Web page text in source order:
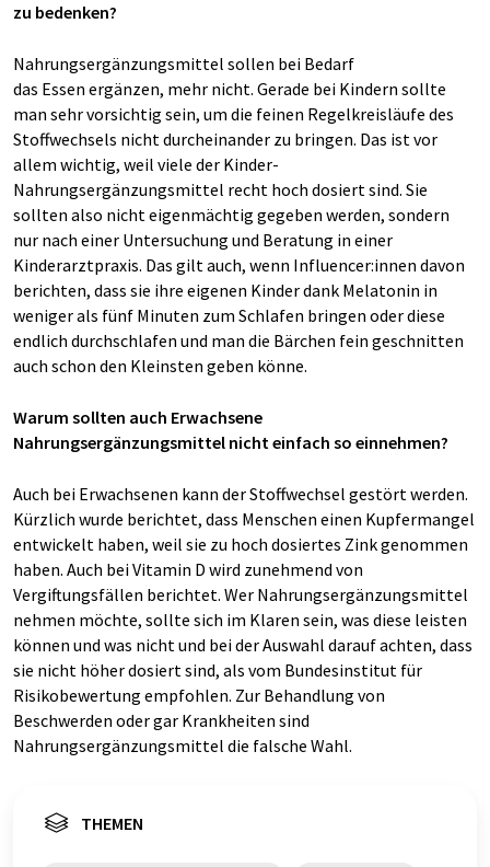
zu bedenken?
Nahrungsergänzungsmittel sollen bei Bedarf
das Essen ergänzen, mehr nicht. Gerade bei Kindern sollte
man sehr vorsichtig sein, um die feinen Regelkreisläufe des
Stoffwechsels nicht durcheinander zu bringen. Das ist vor
allem wichtig, weil viele der Kinder-
Nahrungsergänzungsmittel recht hoch dosiert sind. Sie
sollten also nicht eigenmächtig gegeben werden, sondern
nur nach einer Untersuchung und Beratung in einer
Kinderarztpraxis. Das gilt auch, wenn Influencer:innen davon
berichten, dass sie ihre eigenen Kinder dank Melatonin in
weniger als fünf Minuten zum Schlafen bringen oder diese
endlich durchschlafen und man die Bärchen fein geschnitten
auch schon den Kleinsten geben könne.
Warum sollten auch Erwachsene
Nahrungsergänzungsmittel nicht einfach so einnehmen?
Auch bei Erwachsenen kann der Stoffwechsel gestört werden.
Kürzlich wurde berichtet, dass Menschen einen Kupfermangel
entwickelt haben, weil sie zu hoch dosiertes Zink genommen
haben. Auch bei Vitamin D wird zunehmend von
Vergiftungsfällen berichtet. Wer Nahrungsergänzungsmittel
nehmen möchte, sollte sich im Klaren sein, was diese leisten
können und was nicht und bei der Auswahl darauf achten, dass
sie nicht höher dosiert sind, als vom Bundesinstitut für
Risikobewertung empfohlen. Zur Behandlung von
Beschwerden oder gar Krankheiten sind
Nahrungsergänzungsmittel die falsche Wahl.
THEMEN